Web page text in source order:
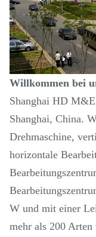
Willkommen bei
Shanghai HD
Shanghai, China.
Drehmaschine,
horizontale
W und mit einer
mehr als 200